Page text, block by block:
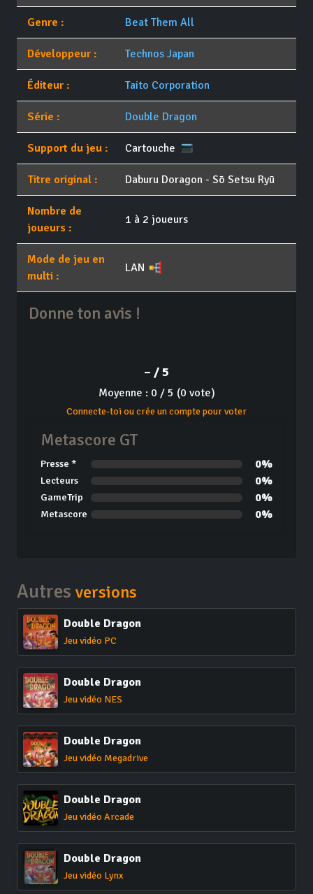
Genre : Beat Them All
Développeur : Technos Japan
Éditeur : Taito Corporation
Série : Double Dragon
Support du jeu : Cartouche
Titre original : Daburu Doragon - Sō Setsu Ryū
Nombre de
joueurs :
1 à 2 joueurs
Mode de jeu en
multi :
LAN
Donne ton avis !
– / 5
Moyenne : 0 / 5 (0 vote)
Connecte-toi ou crée un compte pour voter
Metascore GT
Presse * 0%
Lecteurs 0%
GameTrip 0%
Metascore 0%
Autres versions
Double Dragon
Jeu vidéo PC
Double Dragon
Jeu vidéo NES
Double Dragon
Jeu vidéo Megadrive
Double Dragon
Jeu vidéo Arcade
Double Dragon
Jeu vidéo Lynx